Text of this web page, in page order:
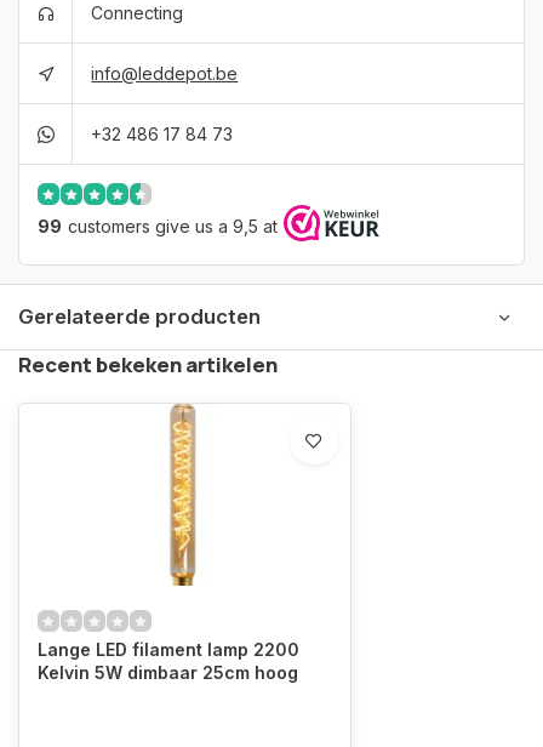
Connecting
info@leddepot.be
+32 486 17 84 73
99 customers give us a 9,5 at
Gerelateerde producten
Recent bekeken artikelen
Lange LED filament lamp 2200
Kelvin 5W dimbaar 25cm hoog